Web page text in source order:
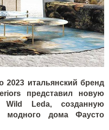
2023 итальянский бренд
представил новую
Wild Leda, созданную
модного дома Фаусто